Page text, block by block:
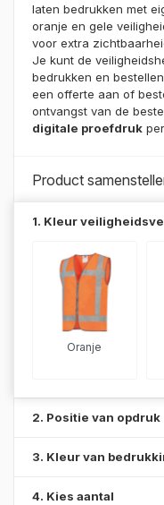
laten bedrukken met
oranje en gele
voor extra
Je kunt de
bedrukken en
een offerte aan of
ontvangst van de
digitale proefdruk
Product
1. Kleur
Oranje
2. Positie van opdruk
3. Kleur van
4. Kies aantal